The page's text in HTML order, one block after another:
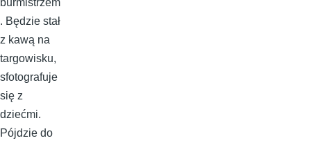
burmistrzem
. Będzie stał
z kawą na
targowisku,
sfotografuje
się z
dziećmi.
Pójdzie do